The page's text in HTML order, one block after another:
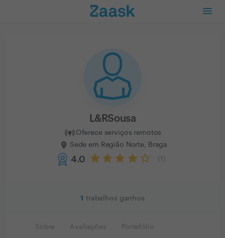
L&RSousa
Oferece serviços remotos
Sede em Região Norte, Braga
4.0 1
1 trabalhos ganhos
Sobre Avaliações Portefólio